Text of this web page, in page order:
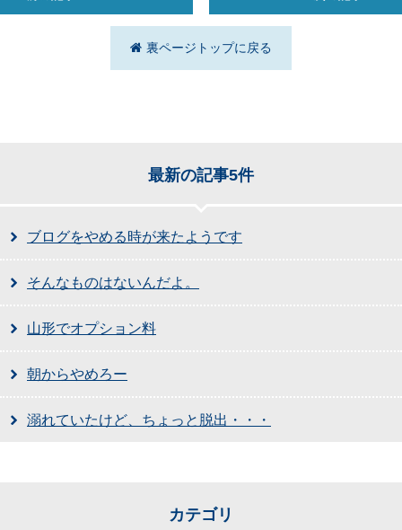
裏ページトップに戻る
最新の記事5件
ブログをやめる時が来たようです
そんなものはないんだよ。
山形でオプション料
朝からやめろー
溺れていたけど、ちょっと脱出・・・
カテゴリ